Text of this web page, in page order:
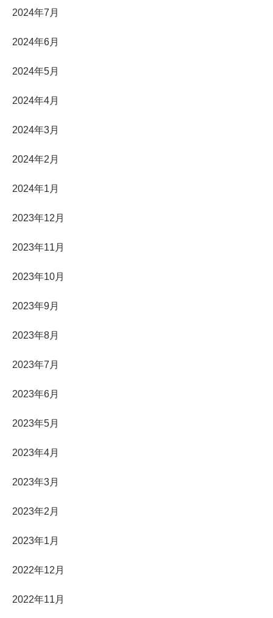
2024年7月
2024年6月
2024年5月
2024年4月
2024年3月
2024年2月
2024年1月
2023年12月
2023年11月
2023年10月
2023年9月
2023年8月
2023年7月
2023年6月
2023年5月
2023年4月
2023年3月
2023年2月
2023年1月
2022年12月
2022年11月